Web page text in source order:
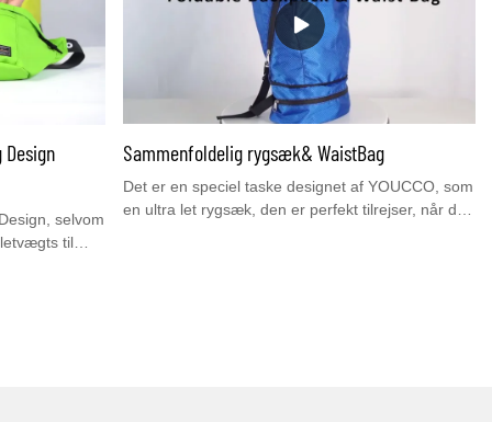
Youcco
Du er
perfekt til træning, ture, fitnesscenter, yoga,
strand- og poolture, camping, træningsdage eller
weekendture. Youcco har stadig andre
børnetasker& rygsække. Du er velkommen til at
besøge vores hjemmeside www.youcco.com for
flere detaljer.
selvom
til
Sammenfoldelig rygsæk& WaistBag
Det er en speciel taske designet af YOUCCO, som
en ultra let rygsæk, den er perfekt tilrejser, når du